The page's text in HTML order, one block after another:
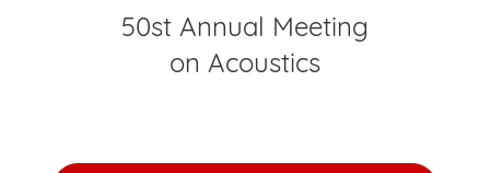
50st Annual Meeting
on Acoustics